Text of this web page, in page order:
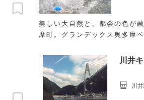
美しい大自然と、都会の色が
摩町。グランデックス奥多摩
川井
川